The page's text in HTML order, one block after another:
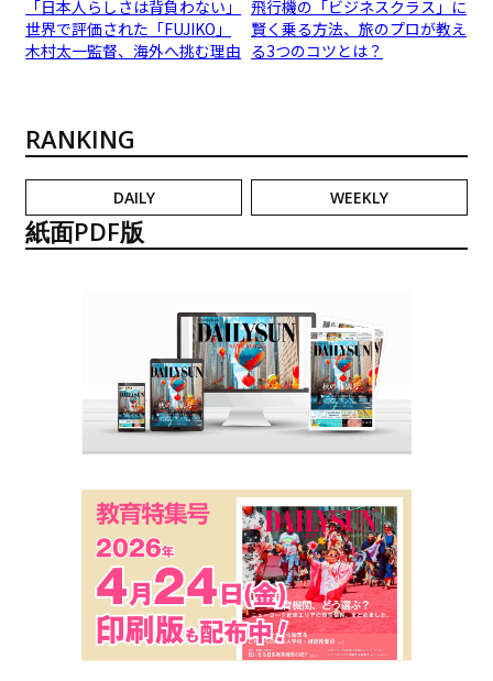
「日本人らしさは背負わない」
世界で評価された「FUJIKO」
木村太一監督、海外へ挑む理由
飛行機の「ビジネスクラス」に
賢く乗る方法、旅のプロが教え
る3つのコツとは？
RANKING
DAILY WEEKLY
紙面PDF版